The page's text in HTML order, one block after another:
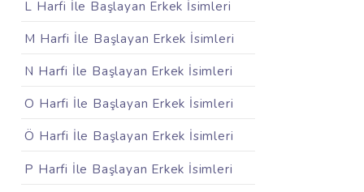
L Harfi İle Başlayan Erkek İsimleri
M Harfi İle Başlayan Erkek İsimleri
N Harfi İle Başlayan Erkek İsimleri
O Harfi İle Başlayan Erkek İsimleri
Ö Harfi İle Başlayan Erkek İsimleri
P Harfi İle Başlayan Erkek İsimleri